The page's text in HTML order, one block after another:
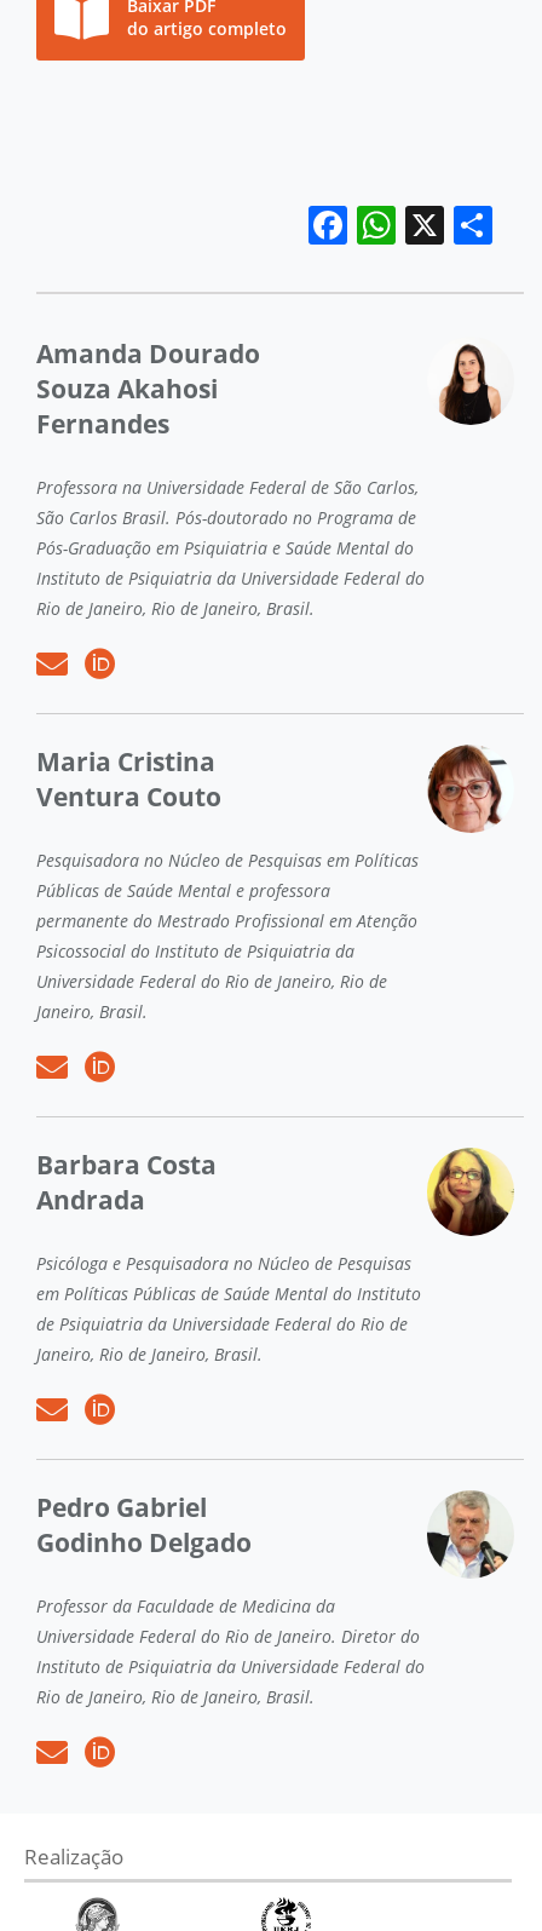
Baixar PDF
do artigo completo
Facebook
X
Amanda Dourado
Souza Akahosi
Fernandes
Professora na Universidade Federal de São Carlos,
São Carlos Brasil. Pós-doutorado no Programa de
Pós-Graduação em Psiquiatria e Saúde Mental do
Instituto de Psiquiatria da Universidade Federal do
Rio de Janeiro, Rio de Janeiro, Brasil.
Maria Cristina
Ventura Couto
Pesquisadora no Núcleo de Pesquisas em Políticas
Públicas de Saúde Mental e professora
permanente do Mestrado Profissional em Atenção
Psicossocial do Instituto de Psiquiatria da
Universidade Federal do Rio de Janeiro, Rio de
Janeiro, Brasil.
Barbara Costa
Andrada
Psicóloga e Pesquisadora no Núcleo de Pesquisas
em Políticas Públicas de Saúde Mental do Instituto
de Psiquiatria da Universidade Federal do Rio de
Janeiro, Rio de Janeiro, Brasil.
Pedro Gabriel
Godinho Delgado
Professor da Faculdade de Medicina da
Universidade Federal do Rio de Janeiro. Diretor do
Instituto de Psiquiatria da Universidade Federal do
Rio de Janeiro, Rio de Janeiro, Brasil.
Realização